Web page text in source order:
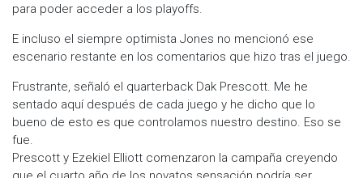
para poder acceder a los playoffs.
E incluso el siempre optimista Jones no mencionó ese
escenario restante en los comentarios que hizo tras el juego.
Frustrante, señaló el quarterback Dak Prescott. Me he
sentado aquí después de cada juego y he dicho que lo
bueno de esto es que controlamos nuestro destino. Eso se
fue.
Prescott y Ezekiel Elliott comenzaron la campaña creyendo